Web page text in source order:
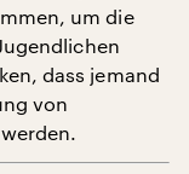
um die
dass jemand
von